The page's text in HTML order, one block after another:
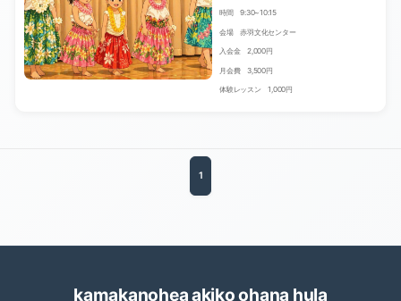
時間 9:30~10:15
会場 赤羽文化センター
入会金 2,000円
月会費 3,500円
体験レッスン 1,000円
1
kamakanohea akiko ohana hula